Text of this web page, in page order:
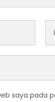
saya pada